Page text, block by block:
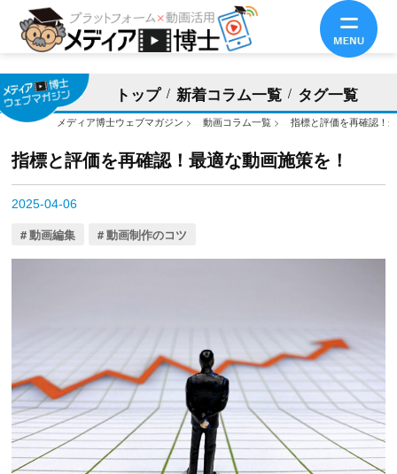
トップ 新着コラム一覧 タグ一覧
メディア博士ウェブマガジン > 動画コラム一覧 > 指標と評価を再確認！
指標と評価を再確認！最適な動画施策を！
2025-04-06
動画編集 動画制作のコツ